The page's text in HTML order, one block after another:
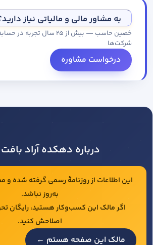
به مشاور مالی و مالیاتی نیاز
حَصین حاسب — بیش از ۲۵ سال
شرکت‌ها
درخواست مشاوره
درباره دهکده آراد
این اطلاعات از روزنامهٔ رسمی گرفته شده
به‌روز نباشد.
اگر مالک این کسب‌وکار هستید، رایگان
اصلاحش کنید.
مالک این صفحه هستم ←